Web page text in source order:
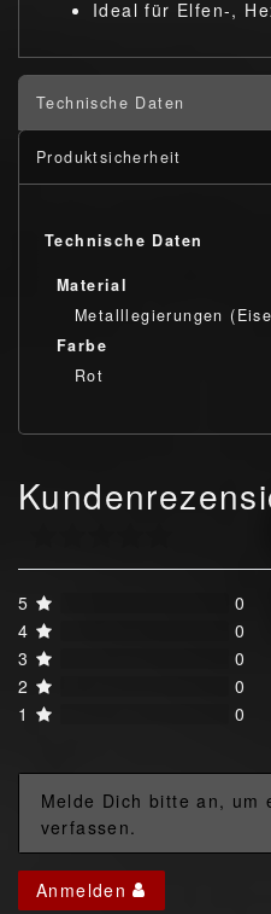
Ideal für Elfen-,
Technische Daten
Produktsicherheit
Technische Daten
Material
Metalllegierungen
Farbe
Rot
5
0
4
0
3
0
2
0
1
0
Melde Dich bitte an, um
verfassen.
Anmelden